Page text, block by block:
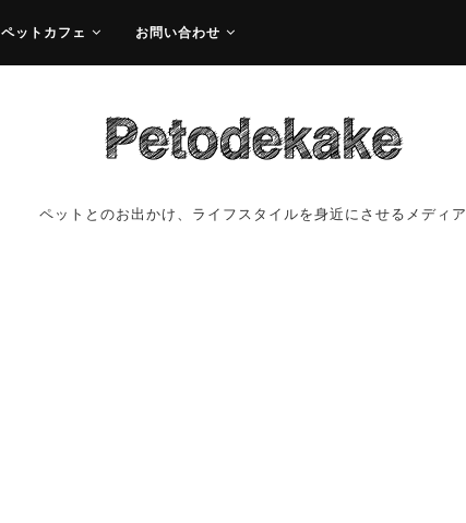
ペットカフェ お問い合わせ
ペットとのお出かけ、ライフスタイルを身近にさせるメディア